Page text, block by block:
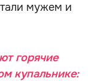
мужем и
горячие
купальнике: